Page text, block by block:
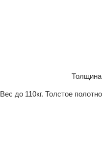
Вес до 110кг. Толстое